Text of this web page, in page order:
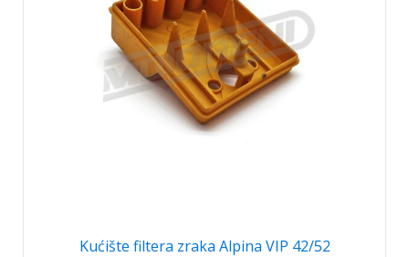
Kućište filtera zraka Alpina VIP 42/52